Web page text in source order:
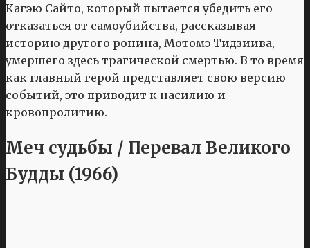
Кагэю Сайто, который пытается убедить его
отказаться от самоубийства, рассказывая
историю другого ронина, Мотомэ Тидзиива,
умершего здесь трагической смертью. В то время
как главный герой представляет свою версию
событий, это приводит к насилию и
кровопролитию.
Меч судьбы / Перевал Великого
Будды (1966)